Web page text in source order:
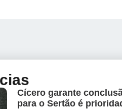
Cícero garante
para o Sertão é